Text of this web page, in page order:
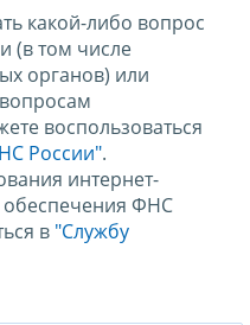
какой-либо вопрос
(в том числе
органов) или
воспользоваться
России".
интернет-
обеспечения ФНС
в "Службу